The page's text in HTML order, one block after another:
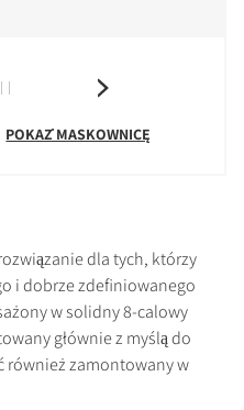
POKAŻ MASKOWNICĘ
dla tych, którzy
i dobrze zdefiniowanego
w solidny 8-calowy
głównie z myślą do
również zamontowany w